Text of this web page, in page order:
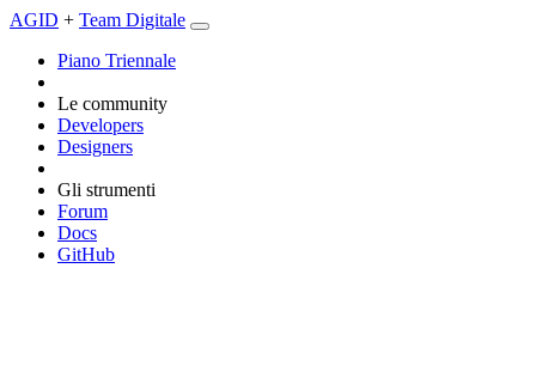
AGID + Team Digitale
Piano Triennale
Le community
Developers
Designers
Gli strumenti
Forum
Docs
GitHub